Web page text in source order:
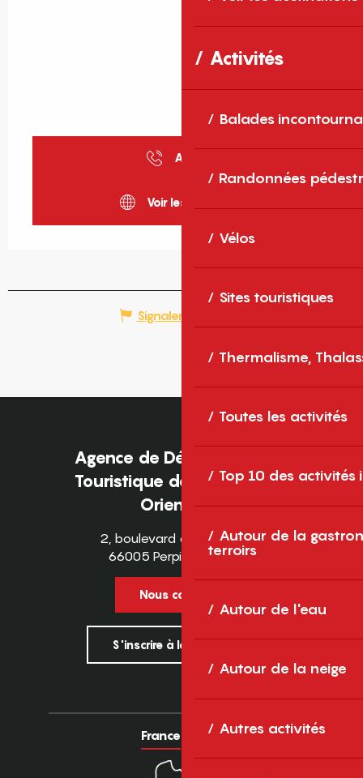
Activités
Balades
Randonnées
Vélos
Sites touristiques
Thermalisme,
Toutes les activités
Top 10 des activités
Autour de la
terroirs
Autour de l'eau
Autour de la neige
Autres activités
Appeler
Voir les sites web
Signaler une erreur
Agence de Développement
Touristique des Pyrénées-
Orientales
2, boulevard des Pyrénées
66005 Perpignan Cedex
Nous contacter
S'inscrire à la newsletter
France Europe